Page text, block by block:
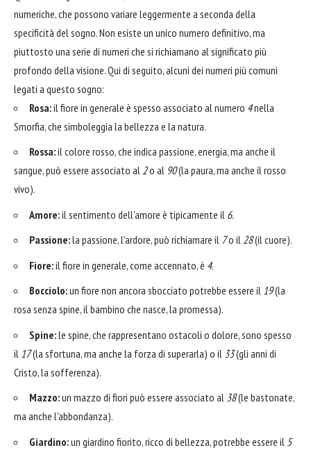
numeriche, che possono variare leggermente a seconda della
specificità del sogno. Non esiste un unico numero definitivo, ma
piuttosto una serie di numeri che si richiamano al significato più
profondo della visione. Qui di seguito, alcuni dei numeri più comuni
legati a questo sogno:
Rosa:il fiore in generale è spesso associato al numero 4nella
Smorfia, che simboleggia la bellezza e la natura.
Rossa:il colore rosso, che indica passione, energia, ma anche il
sangue, può essere associato al 2o al 90(la paura, ma anche il rosso
vivo).
Amore:il sentimento dell'amore è tipicamente il 6.
Passione:la passione, l'ardore, può richiamare il 7o il 28(il cuore).
Fiore:il fiore in generale, come accennato, è 4.
Bocciolo:un fiore non ancora sbocciato potrebbe essere il 19(la
rosa senza spine, il bambino che nasce, la promessa).
Spine:le spine, che rappresentano ostacoli o dolore, sono spesso
il 17(la sfortuna, ma anche la forza di superarla) o il 33(gli anni di
Cristo, la sofferenza).
Mazzo:un mazzo di fiori può essere associato al 38(le bastonate,
ma anche l'abbondanza).
Giardino:un giardino fiorito, ricco di bellezza, potrebbe essere il 5